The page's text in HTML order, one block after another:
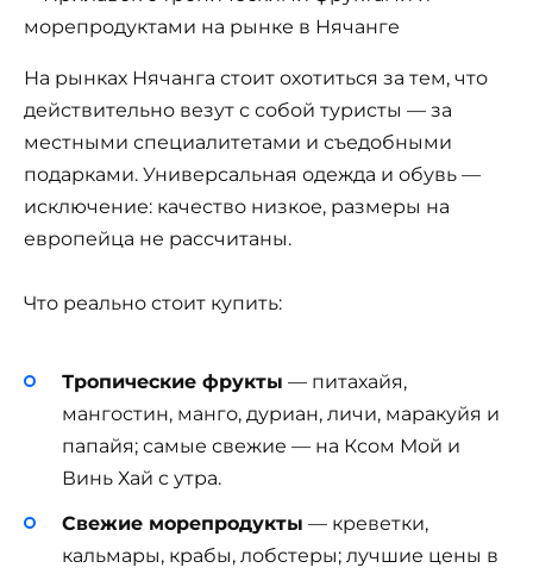
На рынках Нячанга стоит охотиться за тем, что
действительно везут с собой туристы — за
местными специалитетами и съедобными
подарками. Универсальная одежда и обувь —
исключение: качество низкое, размеры на
европейца не рассчитаны.
Что реально стоит купить:
Тропические фрукты — питахайя,
мангостин, манго, дуриан, личи, маракуйя и
папайя; самые свежие — на Ксом Мой и
Винь Хай с утра.
Свежие морепродукты — креветки,
кальмары, крабы, лобстеры; лучшие цены в